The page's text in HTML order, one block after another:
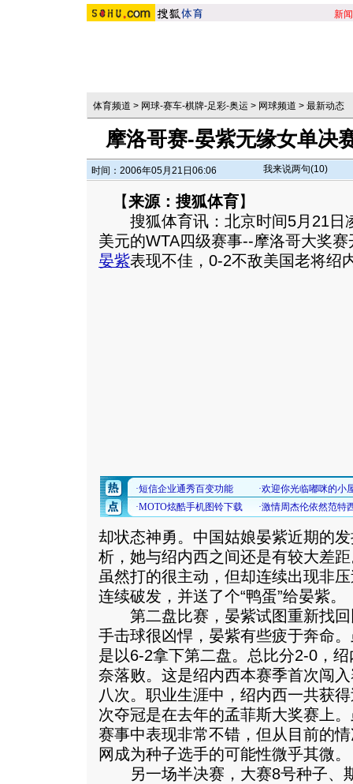
新闻
体育频道 > 网球-赛车-棋牌-足彩-奥运 > 网球频道 > 最新动态
摩洛哥赛-晏紫无缘女单决
时间：2006年05月21日06:06 我来说两句(10)
【来源：搜狐体育】
搜狐体育讯：北京时间5月21日
美元的WTA四级赛事--摩洛哥大奖
晏紫表现不佳，0-2不敌美国老将绍
却状态神勇。中国姑娘晏紫近期的
析，她与绍内西之间还是有较大差
虽然打的很主动，但却连续出现非
连续破发，并送了个“鸭蛋”给晏紫。
第二盘比赛，晏紫试图重新找回
手击球很凶悍，晏紫有些疲于奔命
是以6-2拿下第二盘。总比分2-0，
奈落败。这是绍内西本赛季首次闯
八次。职业生涯中，绍内西一共获
次夺冠是在去年的孟菲斯大奖赛上
赛事中表现非常不错，但从目前的
网成为种子选手的可能性微乎其微。
另一场半决赛，大赛8号种子、